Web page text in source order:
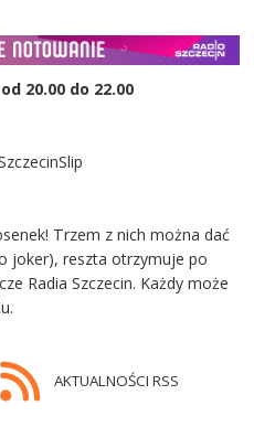
20.00 do 22.00
Trzem z nich można dać
joker), reszta otrzymuje po
Radia Szczecin. Każdy może
AKTUALNOŚCI RSS